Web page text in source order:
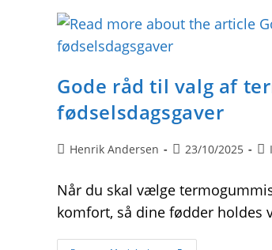
Til
Med
Gode råd til valg af
fødselsdagsgaver
PostHenrik Andersen
Post23/10/2025
Når du skal vælge
komfort, så dine fødder holdes